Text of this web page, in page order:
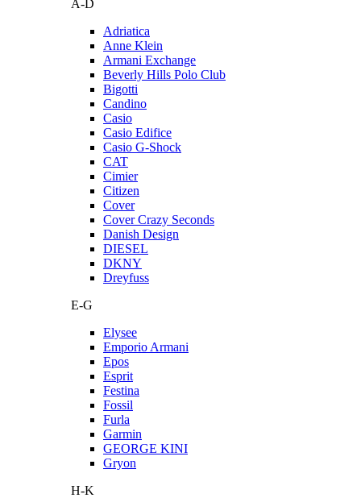
A-D
Adriatica
Anne Klein
Armani Exchange
Beverly Hills Polo Club
Bigotti
Candino
Casio
Casio Edifice
Casio G-Shock
CAT
Cimier
Citizen
Cover
Cover Crazy Seconds
Danish Design
DIESEL
DKNY
Dreyfuss
E-G
Elysee
Emporio Armani
Epos
Esprit
Festina
Fossil
Furla
Garmin
GEORGE KINI
Gryon
H-K